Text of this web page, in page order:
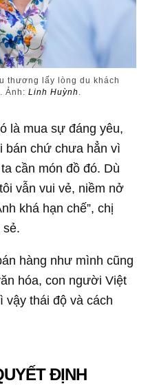
thương lấy lòng du khách
Ảnh:Linh Huỳnh .
là mua sự đáng yêu,
bán chứ chưa hẳn vì
cần món đồ đó. Dù
vẫn vui vẻ, niềm nở
khá hạn chế”, chị
hàng như mình cũng
hóa, con người Việt
vậy thái độ và cách
ĐỊNH